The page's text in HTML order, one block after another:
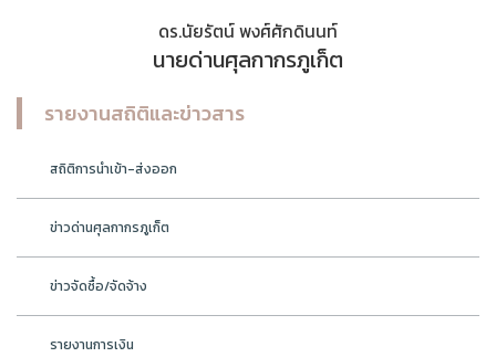
ดร.นัยรัตน์ พงศ์ศักดินนท์
นายด่านศุลกากรภูเก็ต
รายงานสถิติและข่าวสาร
สถิติการนำเข้า-ส่งออก
ข่าวด่านศุลกากรภูเก็ต
ข่าวจัดซื้อ/จัดจ้าง
รายงานการเงิน